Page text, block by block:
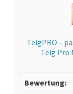
TeigPRO –
Teig Pro